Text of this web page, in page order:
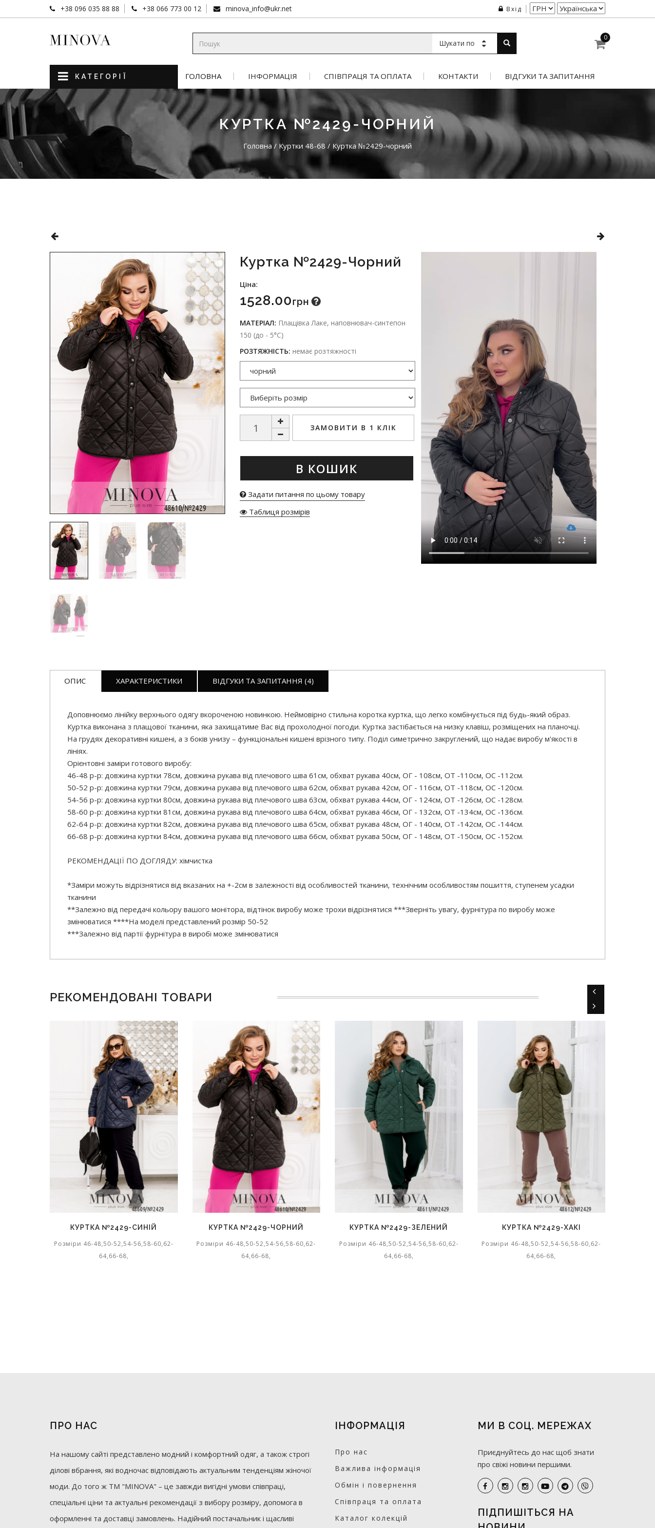
+38 096 035 88 88 +38 066 773 00 12 minova_info@ukr.net Вхід
Шукати по
0
КАТЕГОРІЇ ГОЛОВНА ІНФОРМАЦІЯ СПІВПРАЦЯ ТА ОПЛАТА КОНТАКТИ ВІДГУКИ ТА ЗАПИТАННЯ
КУРТКА №2429-ЧОРНИЙ
Головна / Куртки 48-68 / Куртка №2429-чорний
Куртка №2429-Чорний
Ціна:
1528.00Грн
МАТЕРІАЛ: Плащівка Лаке, наповнювач-синтепон
150 (до - 5°С)
РОЗТЯЖНІСТЬ: немає розтяжності
ЗАМОВИТИ В 1 КЛІК
В КОШИК
Задати питання по цьому товару
Таблиця розмірів
ОПИС ХАРАКТЕРИСТИКИ ВІДГУКИ ТА ЗАПИТАННЯ (4)
Доповнюємо лінійку верхнього одягу вкороченою новинкою. Неймовірно стильна коротка куртка, що легко комбінується під будь-який образ.
Куртка виконана з плащової тканини, яка захищатиме Вас від прохолодної погоди. Куртка застібається на низку клавіш, розміщених на планочці.
На грудях декоративні кишені, а з боків унизу – функціональні кишені врізного типу. Поділ симетрично закруглений, що надає виробу м'якості в
лініях.
Орієнтовні заміри готового виробу:
46-48 р-р: довжина куртки 78см, довжина рукава від плечового шва 61см, обхват рукава 40см, ОГ - 108см, ОТ -110см, OC -112см.
50-52 р-р: довжина куртки 79см, довжина рукава від плечового шва 62см, обхват рукава 42см, ОГ - 116см, ОТ -118см, OC -120см.
54-56 р-р: довжина куртки 80см, довжина рукава від плечового шва 63см, обхват рукава 44см, ОГ - 124см, ОТ -126см, OC -128см.
58-60 р-р: довжина куртки 81см, довжина рукава від плечового шва 64см, обхват рукава 46см, ОГ - 132см, ОТ -134см, OC -136см.
62-64 р-р: довжина куртки 82см, довжина рукава від плечового шва 65см, обхват рукава 48см, ОГ - 140см, ОТ -142см, OC -144см.
66-68 р-р: довжина куртки 84см, довжина рукава від плечового шва 66см, обхват рукава 50см, ОГ - 148см, ОТ -150см, OC -152см.
РЕКОМЕНДАЦІЇ ПО ДОГЛЯДУ: хімчистка
*Заміри можуть відрізнятися від вказаних на +-2см в залежності від особливостей тканини, технічним особливостям пошиття, ступенем усадки
тканини
**Залежно від передачі кольору вашого монітора, відтінок виробу може трохи відрізнятися ***Зверніть увагу, фурнітура по виробу може
змінюватися ****На моделі представлений розмір 50-52
***Залежно від партії фурнітура в виробі може змінюватися
РЕКОМЕНДОВАНІ ТОВАРИ
КУРТКА №2429-СИНІЙ
Розміри 46-48,50-52,54-56,58-60,62-
64,66-68,
КУРТКА №2429-ЧОРНИЙ
Розміри 46-48,50-52,54-56,58-60,62-
64,66-68,
КУРТКА №2429-ЗЕЛЕНИЙ
Розміри 46-48,50-52,54-56,58-60,62-
64,66-68,
КУРТКА №2429-ХАКІ
Розміри 46-48,50-52,54-56,58-60,62-
64,66-68,
ПРО НАС
На нашому сайті представлено модний і комфортний одяг, а також строгі
ділові вбрання, які водночас відповідають актуальним тенденціям жіночої
моди. До того ж ТМ "MINOVA" – це завжди вигідні умови співпраці,
спеціальні ціни та актуальні рекомендації з вибору розміру, допомога в
оформленні та доставці замовлень. Надійний постачальник і щасливі
ІНФОРМАЦІЯ
Про нас
Важлива інформація
Обмін і повернення
Співпраця та оплата
Каталог колекцій
МИ В СОЦ. МЕРЕЖАХ
Приєднуйтесь до нас щоб знати
про свіжі новини першими.
ПІДПИШІТЬСЯ НА